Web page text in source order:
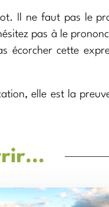
Il ne faut pas le
pas à le
écorcher cette
elle est la